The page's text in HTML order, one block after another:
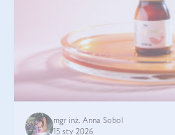
mgr inż. Anna Sobol
15 sty 2026